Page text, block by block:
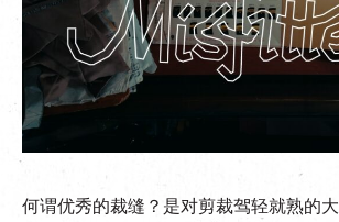
EN |繁
何谓优秀的裁缝？是对剪裁驾轻就熟的